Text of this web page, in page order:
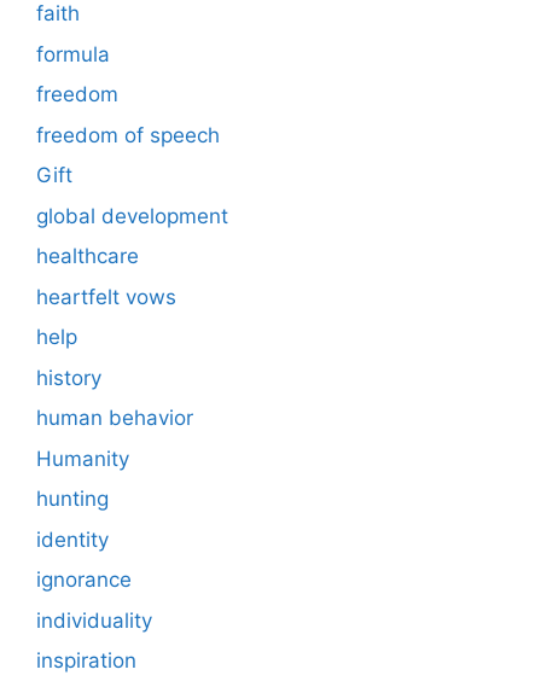
faith
formula
freedom
freedom of speech
Gift
global development
healthcare
heartfelt vows
help
history
human behavior
Humanity
hunting
identity
ignorance
individuality
inspiration